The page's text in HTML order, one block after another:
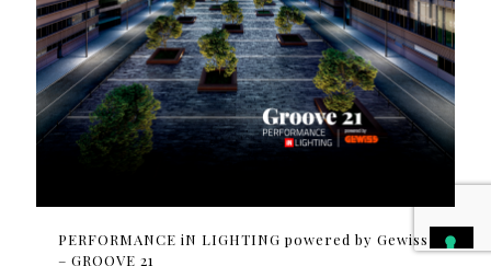
PERFORMANCE iN LIGHTING powered by Gewiss
– GROOVE 21